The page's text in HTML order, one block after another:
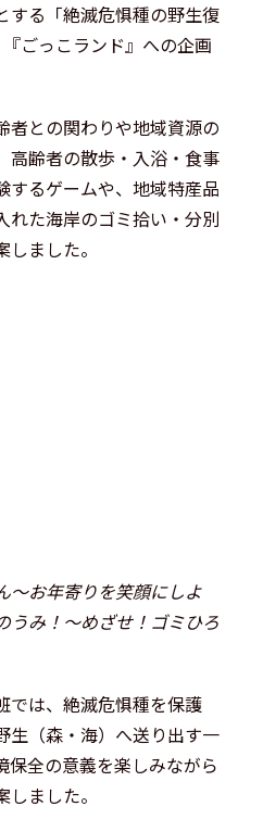
する「絶滅危惧種の野生復
ごっこランド』への企画
者との関わりや地域資源の
高齢者の散歩・入浴・食事
するゲームや、地域特産品
れた海岸のゴミ拾い・分別
ました。
〜お年寄りを笑顔にしよ
うみ！〜めざせ！ゴミひろ
では、絶滅危惧種を保護
生（森・海）へ送り出す一
保全の意義を楽しみながら
ました。